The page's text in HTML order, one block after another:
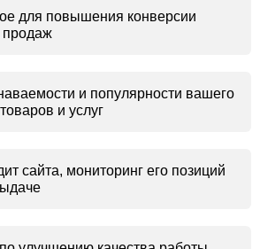
для повышения конверсии
продаж
и популярности вашего
и услуг
сайта, мониторинг его позиций